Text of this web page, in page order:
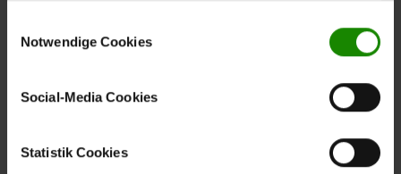
nutzen, indem sie Informationen sammeln und sie
anonymisiert für statistische Zwecke auszuwerten.
Marketing Cookies helfen uns, Ihnen personalisierte
Werbung anzuzeigen. Social-Media-Cookies ermöglichen
um Inhalte und Werbung innerhalb Ihrer Netzwerke
Notwendige Cookies
Social-Media Cookies
Statistik Cookies
mit Akzent-Holzfront in
natürlichen Charme und bietet großzügigen Stauraum.
Deko oder Medientechnik stilvoll in Szene. Den Abluss
bildet ein Regalboden. Maße ca. 182 x 62 x 40 cm